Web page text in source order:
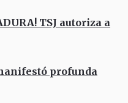
TSJ autoriza a
profunda